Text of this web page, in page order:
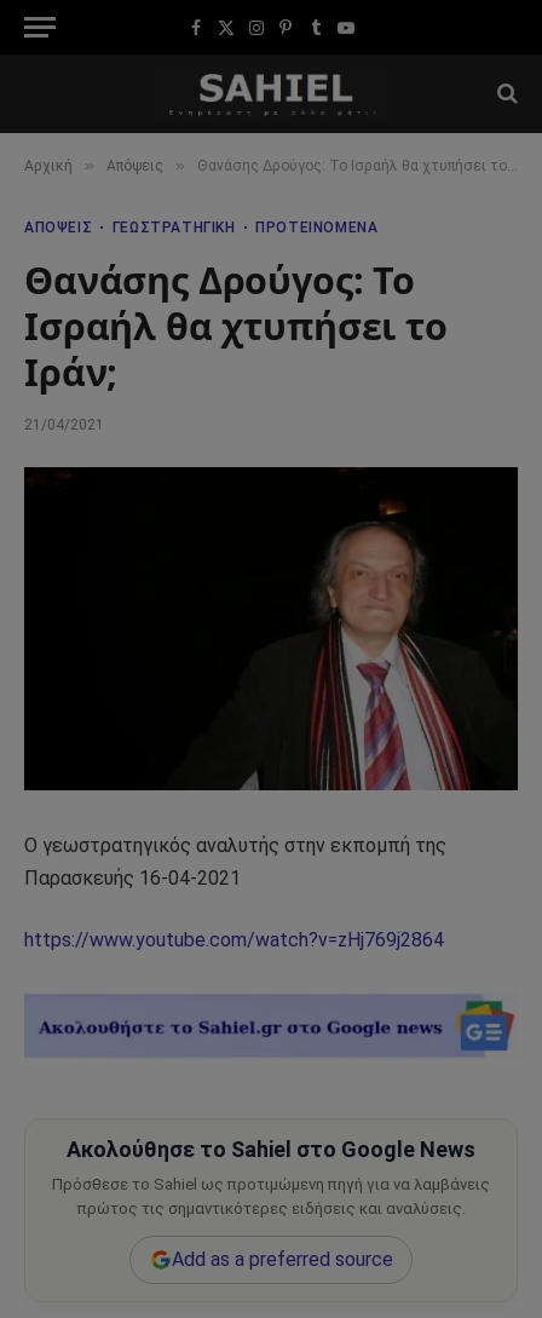
Facebook
X
Instagram
Pinterest
TumblrYouTube
Αρχική » Απόψεις » Θανάσης Δρούγος: Το Ισραήλ θα χτυπήσει το Ιράν;
ΑΠΌΨΕΙΣ ΓΕΩΣΤΡΑΤΗΓΙΚΉ ΠΡΟΤΕΙΝΌΜΕΝΑ
Θανάσης Δρούγος: Το
Ισραήλ θα χτυπήσει το
Ιράν;
21/04/2021
Ο γεωστρατηγικός αναλυτής στην εκπομπή της
Παρασκευής 16-04-2021
https://www.youtube.com/watch?v=zHj769j2864
Ακολούθησε το Sahiel στο Google News
Πρόσθεσε το Sahiel ως προτιμώμενη πηγή για να λαμβάνεις
πρώτος τις σημαντικότερες ειδήσεις και αναλύσεις.
Add as a preferred source